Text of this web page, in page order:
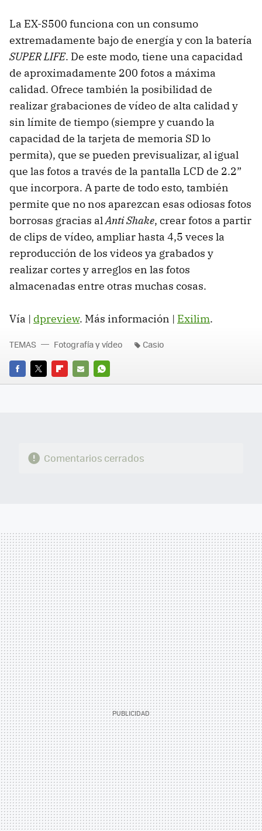
La EX-S500 funciona con un consumo
extremadamente bajo de energía y con la batería
SUPER LIFE. De este modo, tiene una capacidad
de aproximadamente 200 fotos a máxima
calidad. Ofrece también la posibilidad de
realizar grabaciones de vídeo de alta calidad y
sin límite de tiempo (siempre y cuando la
capacidad de la tarjeta de memoria SD lo
permita), que se pueden previsualizar, al igual
que las fotos a través de la pantalla LCD de 2.2”
que incorpora. A parte de todo esto, también
permite que no nos aparezcan esas odiosas fotos
borrosas gracias alAnti Shake, crear fotos a partir
de clips de vídeo, ampliar hasta 4,5 veces la
reproducción de los videos ya grabados y
realizar cortes y arreglos en las fotos
almacenadas entre otras muchas cosas.
Vía | dpreview. Más información | Exilim.
FACEBOOK
TWITTERFLIPBOARD
E-
WHATSAPP
TEMAS Fotografía y vídeo Casio
Comentarios cerrados